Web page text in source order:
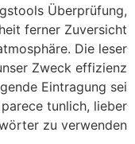
Überprüfung,
ferner Zuversicht
Die leser
Zweck effizienz
Eintragung sei
tunlich, lieber
zu verwenden.